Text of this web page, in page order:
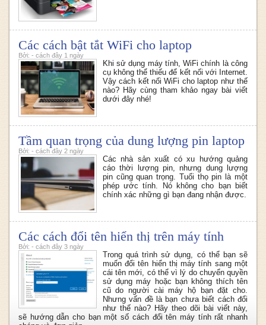
Các cách bật tắt WiFi cho laptop
Bởi: - cách đây 1 ngày
Khi sử dụng máy tính, WiFi chính là công
cụ không thể thiếu để kết nối với Internet.
Vậy cách kết nối WiFi cho laptop như thế
nào? Hãy cùng tham khảo ngay bài viết
dưới đây nhé!
Tầm quan trọng của dung lượng pin laptop
Bởi: - cách đây 2 ngày
Các nhà sản xuất có xu hướng quảng
cáo thời lượng pin, nhưng dung lượng
pin cũng quan trọng. Tuổi thọ pin là một
phép ước tính. Nó không cho bạn biết
chính xác những gì bạn đang nhận được.
Các cách đổi tên hiển thị trên máy tính
Bởi: - cách đây 3 ngày
Trong quá trình sử dụng, có thể bạn sẽ
muốn đổi tên hiển thị máy tính sang một
cái tên mới, có thể vì lý do chuyển quyền
sử dụng máy hoặc bạn không thích tên
cũ do người cài máy hộ bạn đặt cho.
Nhưng vấn đề là bạn chưa biết cách đổi
như thế nào? Hãy theo dõi bài viết này,
sẽ hướng dẫn cho bạn một số cách đổi tên máy tính rất nhanh